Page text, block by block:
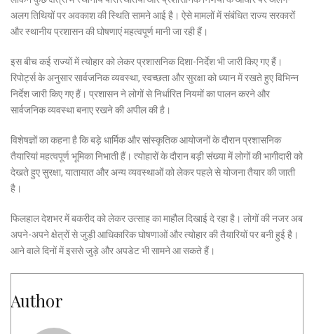
अलग तिथियों पर अवकाश की स्थिति सामने आई है। ऐसे मामलों में संबंधित राज्य सरकारों
और स्थानीय प्रशासन की घोषणाएं महत्वपूर्ण मानी जा रही हैं।
इस बीच कई राज्यों में त्योहार को लेकर प्रशासनिक दिशा-निर्देश भी जारी किए गए हैं।
रिपोर्ट्स के अनुसार सार्वजनिक व्यवस्था, स्वच्छता और सुरक्षा को ध्यान में रखते हुए विभिन्न
निर्देश जारी किए गए हैं। प्रशासन ने लोगों से निर्धारित नियमों का पालन करने और
सार्वजनिक व्यवस्था बनाए रखने की अपील की है।
विशेषज्ञों का कहना है कि बड़े धार्मिक और सांस्कृतिक आयोजनों के दौरान प्रशासनिक
तैयारियां महत्वपूर्ण भूमिका निभाती हैं। त्योहारों के दौरान बड़ी संख्या में लोगों की भागीदारी को
देखते हुए सुरक्षा, यातायात और अन्य व्यवस्थाओं को लेकर पहले से योजना तैयार की जाती
है।
फिलहाल देशभर में बकरीद को लेकर उत्साह का माहौल दिखाई दे रहा है। लोगों की नजर अब
अपने-अपने क्षेत्रों से जुड़ी आधिकारिक घोषणाओं और त्योहार की तैयारियों पर बनी हुई है।
आने वाले दिनों में इससे जुड़े और अपडेट भी सामने आ सकते हैं।
Author